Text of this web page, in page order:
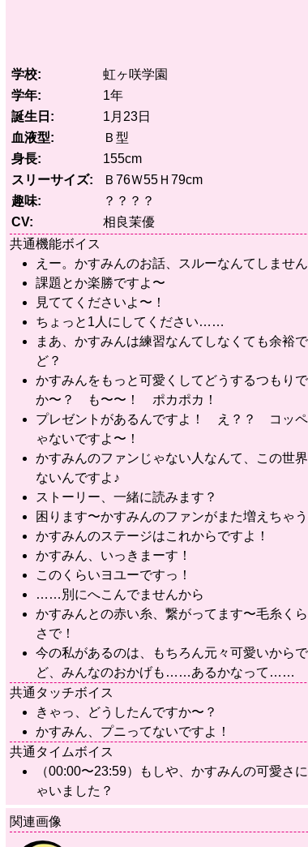
学校
虹ヶ咲学園
学年
1年
誕生日
1月23日
血液型
Ｂ型
身長
155cm
スリーサイズ
Ｂ76Ｗ55Ｈ79cm
趣味
？？？？
CV
相良茉優
共通機能ボイス
えー。かすみんのお話、スルーなんてしませ
課題とか楽勝ですよ〜
見ててくださいよ〜！
ちょっと1人にしてください……
まあ、かすみんは練習なんてしなくても余裕
ど？
かすみんをもっと可愛くしてどうするつもり
か〜？ も〜〜！ ポカポカ！
プレゼントがあるんですよ！ え？？ コッペ
ゃないですよ〜！
かすみんのファンじゃない人なんて、この世
ないんですよ♪
ストーリー、一緒に読みます？
困ります〜かすみんのファンがまた増えちゃう
かすみんのステージはこれからですよ！
かすみん、いっきまーす！
このくらいヨユーですっ！
……別にへこんでませんから
かすみんとの赤い糸、繋がってます〜毛糸く
さで！
今の私があるのは、もちろん元々可愛いから
ど、みんなのおかげも……あるかなって……
共通タッチボイス
きゃっ、どうしたんですか〜？
かすみん、プニってないですよ！
共通タイムボイス
（00:00〜23:59）もしや、かすみんの可愛さ
ゃいました？
関連画像